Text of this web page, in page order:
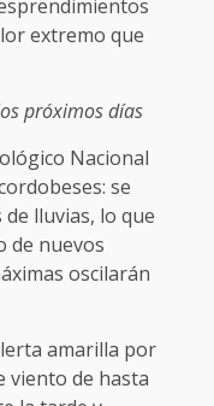
extremo que
próximos días
Nacional
se
lluvias, lo que
de nuevos
oscilarán
amarilla por
viento de hasta